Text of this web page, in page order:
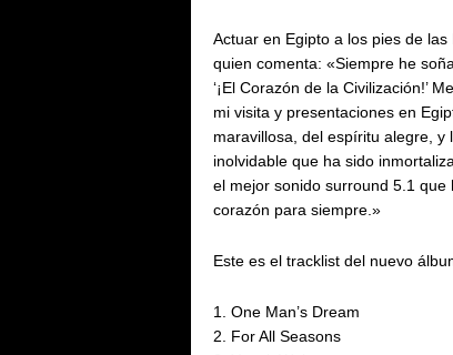
Actuar en Egipto a los pies de
quien comenta: «Siempre he
‘¡El Corazón de la Civilización!’
mi visita y presentaciones en
maravillosa, del espíritu alegre,
inolvidable que ha sido
el mejor sonido surround 5.1
corazón para siempre.»
Este es el tracklist del nuevo
1. One Man’s Dream
2. For All Seasons